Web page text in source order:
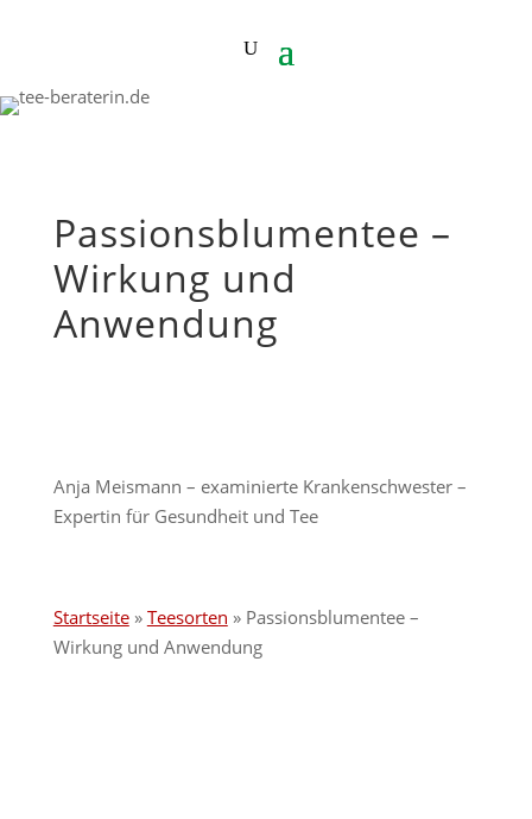
Passionsblumentee –
Wirkung und
Anwendung
Anja Meismann – examinierte Krankenschwester –
Expertin für Gesundheit und Tee
Startseite» Teesorten » Passionsblumentee –
Wirkung und Anwendung